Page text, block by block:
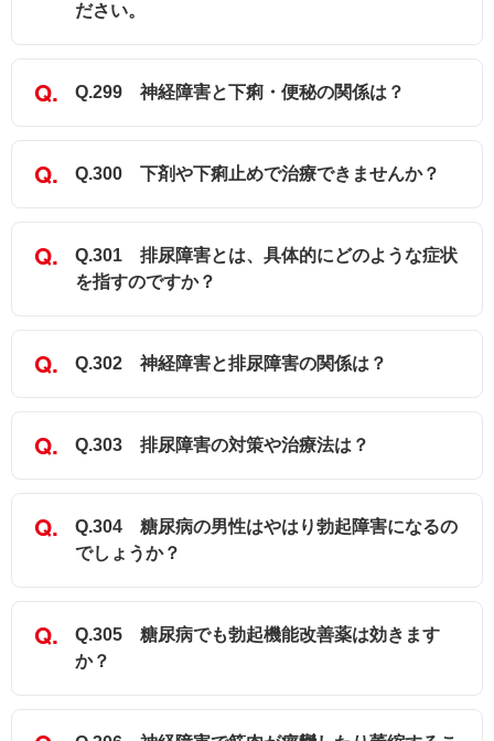
ださい。
Q.299 神経障害と下痢・便秘の関係は？
Q.300 下剤や下痢止めで治療できませんか？
Q.301 排尿障害とは、具体的にどのような症状
を指すのですか？
Q.302 神経障害と排尿障害の関係は？
Q.303 排尿障害の対策や治療法は？
Q.304 糖尿病の男性はやはり勃起障害になるの
でしょうか？
Q.305 糖尿病でも勃起機能改善薬は効きます
か？